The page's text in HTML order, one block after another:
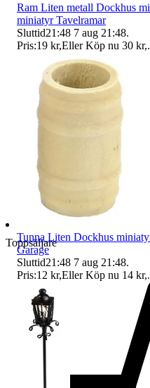
Toppsäljare
Ram Liten metall Dockhus
miniatyr Tavelramar
Sluttid21:48 7 aug 21:48.
Pris:19 kr,Eller Köp nu 30 kr,.
Tunna Liten Dockhus
Garage
Sluttid21:48 7 aug 21:48.
Pris:12 kr,Eller Köp nu 14 kr,.